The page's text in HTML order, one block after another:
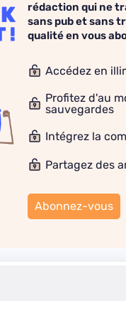
rédaction qui ne
sans pub et sans
qualité en vous
Accédez en
Profitez d'au
sauvegardes
Intégrez la
Partagez des
Abonnez-vous